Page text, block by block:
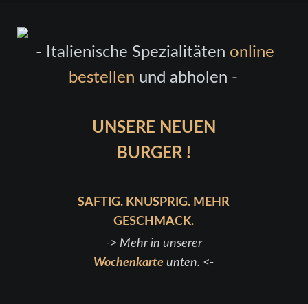
Feed
- Italienische Spezialitäten online
bestellen und abholen -
UNSERE NEUEN
BURGER !
SAFTIG. KNUSPRIG. MEHR
GESCHMACK.
-> Mehr in unserer
Wochenkarteunten. <-